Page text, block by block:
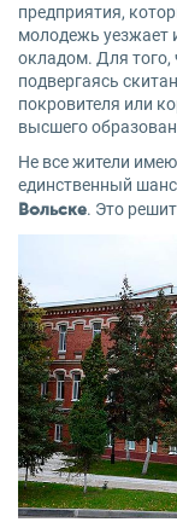
предприятия,
молодежь уезжает
окладом. Для того,
подвергаясь
покровителя или
высшего
Не все жители
единственный
Вольске. Это